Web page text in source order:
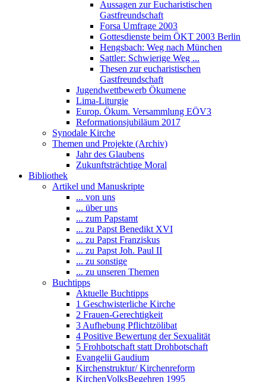
Aussagen zur Eucharistischen
Gastfreundschaft
Forsa Umfrage 2003
Gottesdienste beim ÖKT 2003 Berlin
Hengsbach: Weg nach München
Sattler: Schwierige Weg ...
Thesen zur eucharistischen
Gastfreundschaft
Jugendwettbewerb Ökumene
Lima-Liturgie
Europ. Ökum. Versammlung EÖV3
Reformationsjubiläum 2017
Synodale Kirche
Themen und Projekte (Archiv)
Jahr des Glaubens
Zukunftsträchtige Moral
Bibliothek
Artikel und Manuskripte
... von uns
... über uns
... zum Papstamt
... zu Papst Benedikt XVI
... zu Papst Franziskus
... zu Papst Joh. Paul II
... zu sonstige
... zu unseren Themen
Buchtipps
Aktuelle Buchtipps
1 Geschwisterliche Kirche
2 Frauen-Gerechtigkeit
3 Aufhebung Pflichtzölibat
4 Positive Bewertung der Sexualität
5 Frohbotschaft statt Drohbotschaft
Evangelii Gaudium
Kirchenstruktur/ Kirchenreform
KirchenVolksBegehren 1995